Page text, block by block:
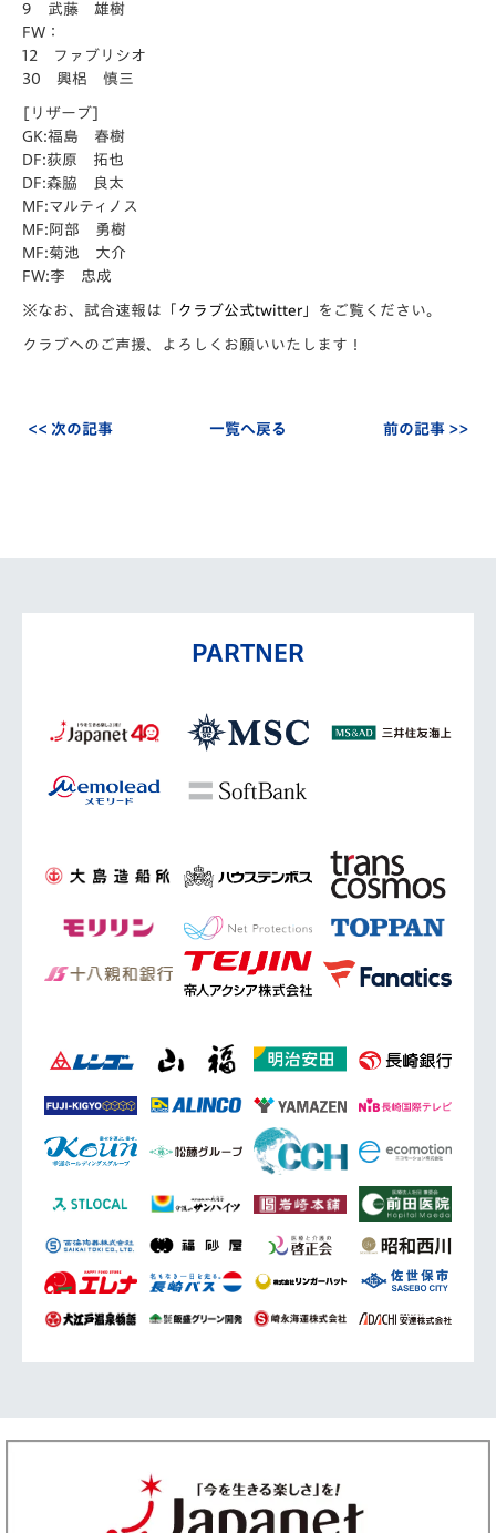
9 武藤 雄樹
FW：
12 ファブリシオ
30 興梠 慎三
[リザーブ]
GK:福島 春樹
DF:荻原 拓也
DF:森脇 良太
MF:マルティノス
MF:阿部 勇樹
MF:菊池 大介
FW:李 忠成
※なお、試合速報は「 クラブ公式twitter」をご覧ください。
クラブへのご声援、よろしくお願いいたします！
<< 次の記事 一覧へ戻る 前の記事 >>
PARTNER